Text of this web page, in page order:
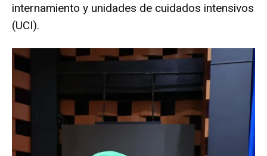
internamiento y unidades de cuidados intensivos
(UCI).